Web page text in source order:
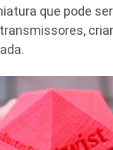
que pode